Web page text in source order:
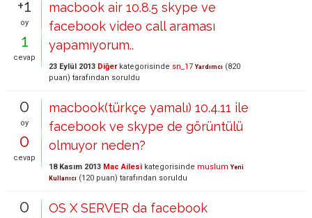
+1
oy
1
cevap
macbook air 10.8.5 skype ve
facebook video call araması
yapamıyorum..
23 Eylül 2013 Diğerkategorisinde sn_17 Yardımcı (820
puan) tarafından soruldu
0
oy
0
cevap
macbook(türkçe yamalı) 10.4.11 ile
facebook ve skype de görüntülü
olmuyor neden?
18 Kasım 2013 Mac Ailesi kategorisinde muslum Yeni
Kullanıcı (120 puan) tarafından soruldu
0
OS X SERVER da facebook